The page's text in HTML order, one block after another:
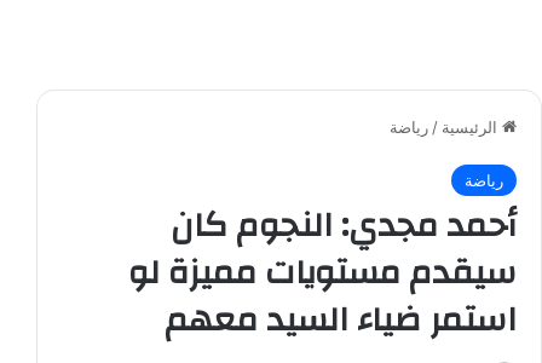
الرئيسية / رياضة
رياضة
أحمد مجدي: النجوم كان
سيقدم مستويات مميزة لو
استمر ضياء السيد معهم